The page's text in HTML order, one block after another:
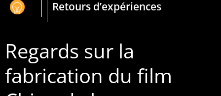
Retours d’expériences
Regards sur la
fabrication du film